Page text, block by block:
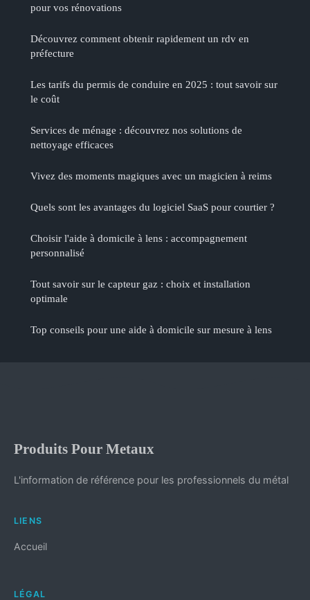
pour vos rénovations
Découvrez comment obtenir rapidement un rdv en
préfecture
Les tarifs du permis de conduire en 2025 : tout savoir sur
le coût
Services de ménage : découvrez nos solutions de
nettoyage efficaces
Vivez des moments magiques avec un magicien à reims
Quels sont les avantages du logiciel SaaS pour courtier ?
Choisir l'aide à domicile à lens : accompagnement
personnalisé
Tout savoir sur le capteur gaz : choix et installation
optimale
Top conseils pour une aide à domicile sur mesure à lens
Produits Pour Metaux
L'information de référence pour les professionnels du métal
LIENS
Accueil
LÉGAL